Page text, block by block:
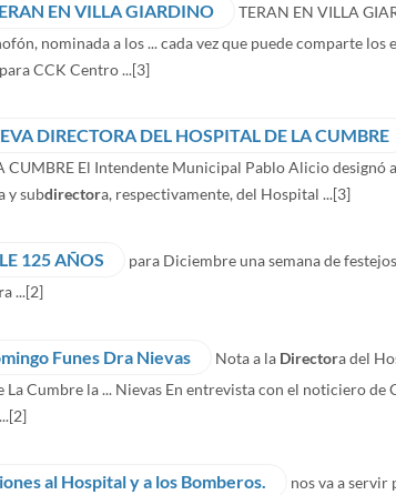
EN VILLA GIARDINO
TERAN EN VILLA
nominada a los ... cada vez que puede comparte los
CCK Centro ...[3]
DIRECTORA DEL HOSPITAL DE LA CUMBRE
CUMBRE El Intendente Municipal Pablo Alicio designó
y subdirectora, respectivamente, del Hospital ...[3]
125 AÑOS para Diciembre una semana de
a ...[2]
Funes Dra Nievas Nota a la Directora del
Cumbre la ... Nievas En entrevista con el noticiero de
[2]
al Hospital y a los Bomberos.
nos va a servir